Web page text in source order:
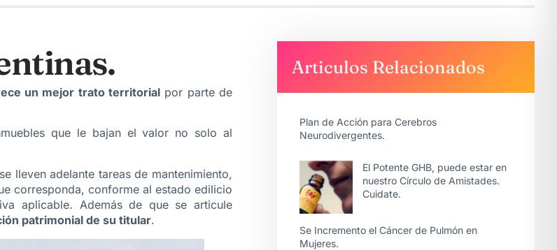
un mejor trato territorial por parte de
que le bajan el valor no solo al
lleven adelante tareas de mantenimiento,
corresponda, conforme al estado edilicio
aplicable. Además de que se articule
patrimonial de su titular.
Articulos Relacionados
Plan de Acción para Cerebros
Neurodivergentes.
El Potente GHB, puede estar en
nuestro Círculo de Amistades.
Cuidate.
Se Incremento el Cáncer de Pulmón en
Mujeres.